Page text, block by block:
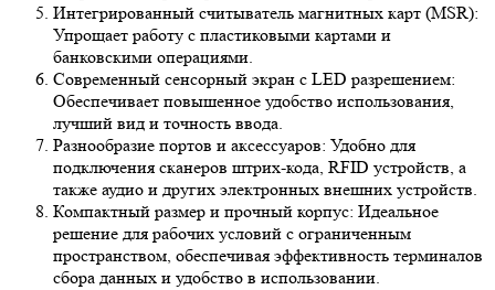
Интегрированный считыватель магнитных карт (MSR):
Упрощает работу с пластиковыми картами и
банковскими операциями.
Современный сенсорный экран с LED разрешением:
Обеспечивает повышенное удобство использования,
лучший вид и точность ввода.
Разнообразие портов и аксессуаров: Удобно для
подключения сканеров штрих-кода, RFID устройств, а
также аудио и других электронных внешних устройств.
Компактный размер и прочный корпус: Идеальное
решение для рабочих условий с ограниченным
пространством, обеспечивая эффективность терминалов
сбора данных и удобство в использовании.